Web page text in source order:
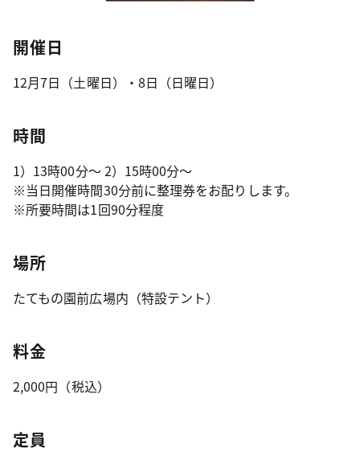
開催日
12月7日（土曜日）・8日（日曜日）
時間
1）13時00分～ 2）15時00分～
※当日開催時間30分前に整理券をお配りします。
※所要時間は1回90分程度
場所
たてもの園前広場内（特設テント）
料金
2,000円（税込）
定員